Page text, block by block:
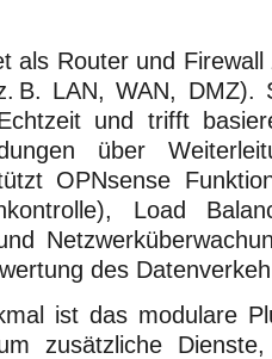
als Router und
B. LAN, WAN, DMZ).
und trifft
über
OPNsense
Load
des
ist das modulare
zusätzliche